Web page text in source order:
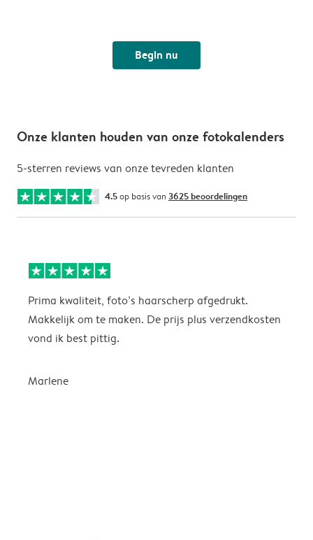
Begin nu
Onze klanten houden van onze fotokalenders
5-sterren reviews van onze tevreden klanten
4.5op basis van 3625 beoordelingen
Prima kwaliteit, foto’s haarscherp afgedrukt.
Makkelijk om te maken. De prijs plus verzendkosten
vond ik best pittig.
Marlene